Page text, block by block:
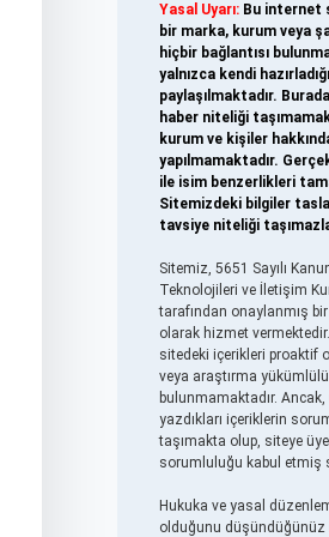
Yasal Uyarı: Bu internet
bir marka, kurum veya
hiçbir bağlantısı
yalnızca kendi
paylaşılmaktadır.
haber niteliği
kurum ve kişiler
yapılmamaktadır.
ile isim benzerlikleri
Sitemizdeki bilgiler
tavsiye niteliği
Sitemiz, 5651 Sayılı
Teknolojileri ve İletişim
tarafından onaylanmış bir
olarak hizmet
sitedeki içerikleri proaktif
veya araştırma
bulunmamaktadır.
yazdıkları içeriklerin
taşımakta olup, siteye
sorumluluğu kabul etmiş
Hukuka ve yasal
olduğunu düşündüğünüz